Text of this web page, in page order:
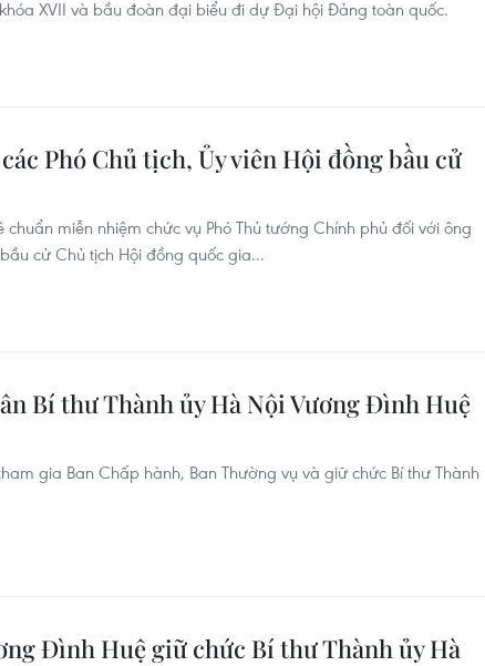
XVII và bầu đoàn đại biểu đi dự Đại hội Đảng toàn quốc.
Phó Chủ tịch, Ủy viên Hội đồng bầu cử
miễn nhiệm chức vụ Phó Thủ tướng Chính phủ đối với ông
cử Chủ tịch Hội đồng quốc gia...
Bí thư Thành ủy Hà Nội Vương Đình Huệ
gia Ban Chấp hành, Ban Thường vụ và giữ chức Bí thư Thành
Đình Huệ giữ chức Bí thư Thành ủy Hà